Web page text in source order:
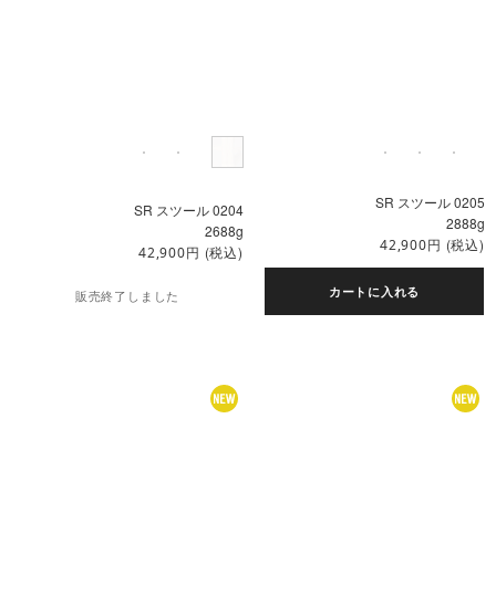
SR スツール 0204
2688g
42,900円 (税込)
販売終了しました
SR スツール 0205
2888g
42,900円 (税込)
カートに入れる